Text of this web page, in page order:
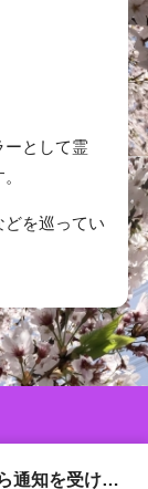
ーとして霊
を巡ってい
シーポリシー四葉の霊視と神社とお寺から通知を受け取る